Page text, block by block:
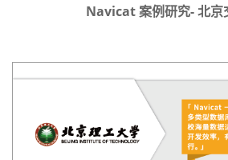
Navicat 案例研究- 北京